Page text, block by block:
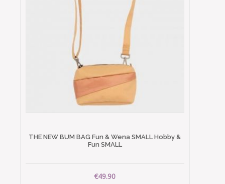
THE NEW BUM BAG Fun & Wena SMALL Hobby &
Fun SMALL
€49.90